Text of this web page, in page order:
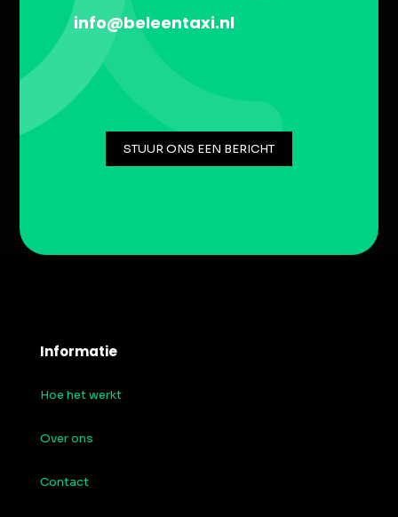
info@beleentaxi.nl
STUUR ONS EEN BERICHT
Informatie
Hoe het werkt
Over ons
Contact